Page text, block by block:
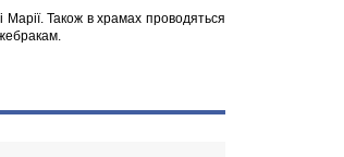
Марії. Також в храмах проводяться